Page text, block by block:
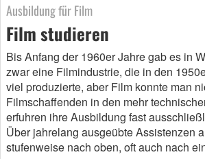
Ausbildung für Film
Film studieren
Bis Anfang der 1960er Jahre gab es in
zwar eine Filmindustrie, die in den
viel produzierte, aber Film konnte man
Filmschaffenden in den mehr
erfuhren ihre Ausbildung fast
Über jahrelang ausgeübte Assistenzen
stufenweise nach oben, oft auch nach